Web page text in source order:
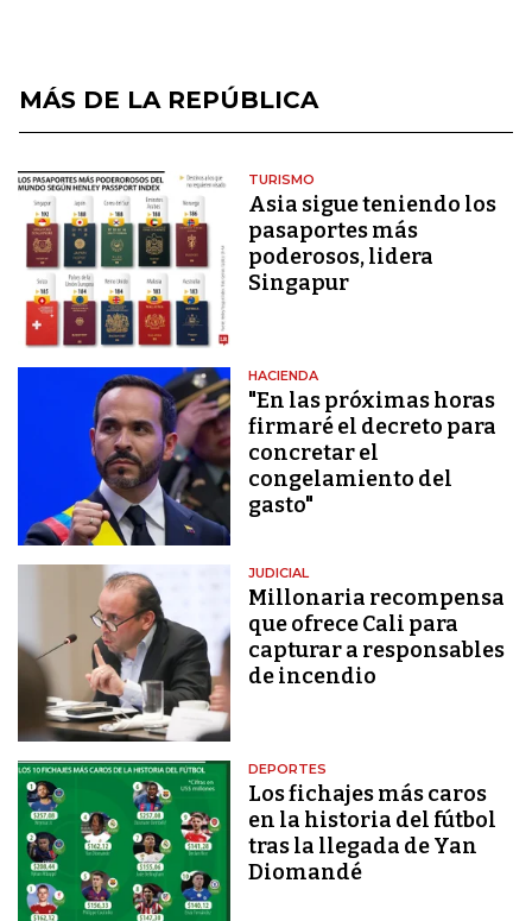
MÁS DE LA REPÚBLICA
TURISMO
Asia sigue teniendo los
pasaportes más
poderosos, lidera
Singapur
HACIENDA
"En las próximas horas
firmaré el decreto para
concretar el
congelamiento del
gasto"
JUDICIAL
Millonaria recompensa
que ofrece Cali para
capturar a responsables
de incendio
DEPORTES
Los fichajes más caros
en la historia del fútbol
tras la llegada de Yan
Diomandé